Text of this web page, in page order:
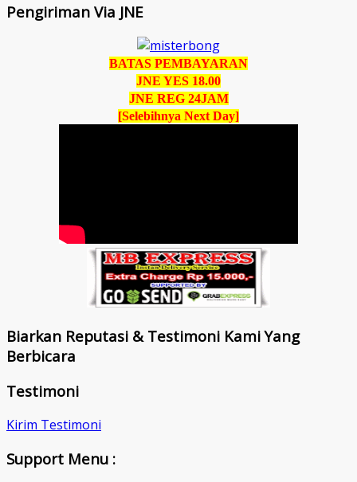
Pengiriman Via JNE
BATAS PEMBAYARAN
JNE YES 18.00
JNE REG 24JAM
[Selebihnya Next Day]
Biarkan Reputasi & Testimoni Kami Yang
Berbicara
Testimoni
Kirim Testimoni
Support Menu :